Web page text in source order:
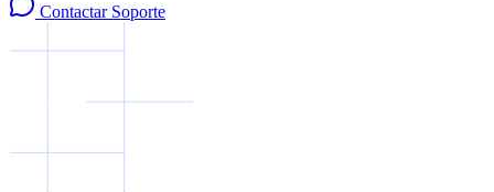
Contactar Soporte